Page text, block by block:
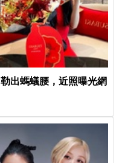
出螞蟻腰，近照曝光網